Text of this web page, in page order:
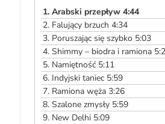
dźwiękowych
1.Arabski przepływ 4:44
2. Falujący brzuch 4:34
3. Poruszając się szybko 5:03
4.Shimmy – biodra i ramiona
5. Namiętność 5:11
6. Indyjski taniec 5:59
7. Ramiona węża 3:26
8.Szalone zmysły 5:59
9. New Delhi 5:09